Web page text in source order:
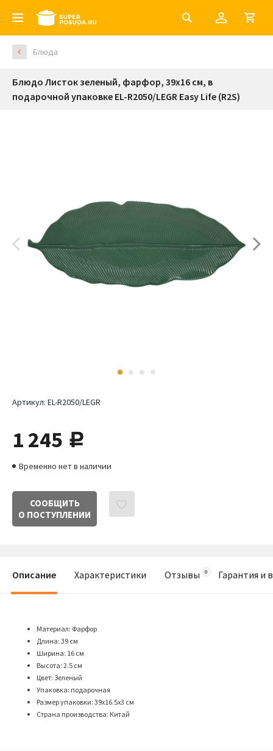
Блюда
Блюдо Листок зеленый, фарфор, 39х16 см, в
подарочной упаковке EL-R2050/LEGR Easy Life (R2S)
Артикул: EL-R2050/LEGR
1 245 руб.
Временно нет в наличии
СООБЩИТЬ
О ПОСТУПЛЕНИИ
Описание Характеристики Отзывы Гарантия и
Материал: Фарфор
Длина: 39 см
Ширина: 16 см
Высота: 2.5 см
Цвет: Зеленый
Упаковка: подарочная
Размер упаковки: 39х16.5х3 см
Страна производства: Китай